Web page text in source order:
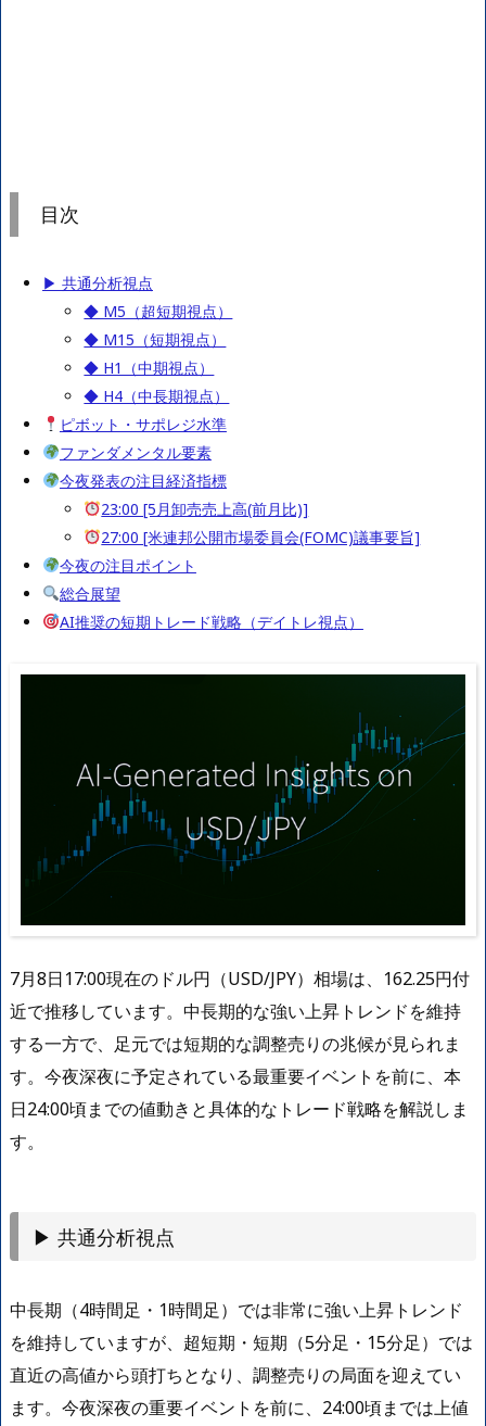
目次
▶ 共通分析視点
◆ M5（超短期視点）
◆ M15（短期視点）
◆ H1（中期視点）
◆ H4（中長期視点）
ピボット・サポレジ水準
ファンダメンタル要素
今夜発表の注目経済指標
23:00 [5月卸売売上高(前月比)]
27:00 [米連邦公開市場委員会(FOMC)議事要旨]
今夜の注目ポイント
総合展望
AI推奨の短期トレード戦略（デイトレ視点）
7月8日17:00現在のドル円（USD/JPY）相場は、162.25円付
近で推移しています。中長期的な強い上昇トレンドを維持
する一方で、足元では短期的な調整売りの兆候が見られま
す。今夜深夜に予定されている最重要イベントを前に、本
日24:00頃までの値動きと具体的なトレード戦略を解説しま
す。
▶ 共通分析視点
中長期（4時間足・1時間足）では非常に強い上昇トレンド
を維持していますが、超短期・短期（5分足・15分足）では
直近の高値から頭打ちとなり、調整売りの局面を迎えてい
ます。今夜深夜の重要イベントを前に、24:00頃までは上値